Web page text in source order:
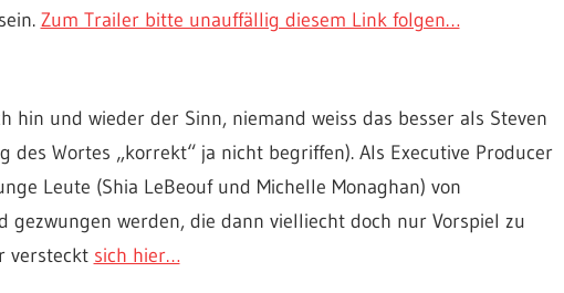
Zum Trailer bitte unauffällig diesem Link folgen…
hin und wieder der Sinn, niemand weiss das besser als Steven
des Wortes „korrekt“ ja nicht begriffen). Als Executive Producer
Leute (Shia LeBeouf und Michelle Monaghan) von
gezwungen werden, die dann vielliecht doch nur Vorspiel zu
versteckt sich hier…